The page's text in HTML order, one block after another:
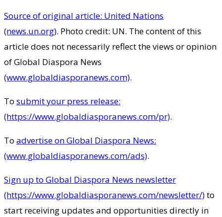
Source of original article: United Nations
(news.un.org). Photo credit: UN. The content of this
article does not necessarily reflect the views or opinion
of Global Diaspora News
(www.globaldiasporanews.com).
To submit your press release:
(https://www.globaldiasporanews.com/pr).
To advertise on Global Diaspora News:
(www.globaldiasporanews.com/ads).
Sign up to Global Diaspora News newsletter
(https://www.globaldiasporanews.com/newsletter/)to
start receiving updates and opportunities directly in